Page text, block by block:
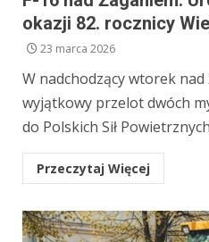
okazji 82. rocznicy
23 marca 2026
W nadchodzący wtorek
wyjątkowy przelot dwóch
do Polskich Sił
Przeczytaj Więcej